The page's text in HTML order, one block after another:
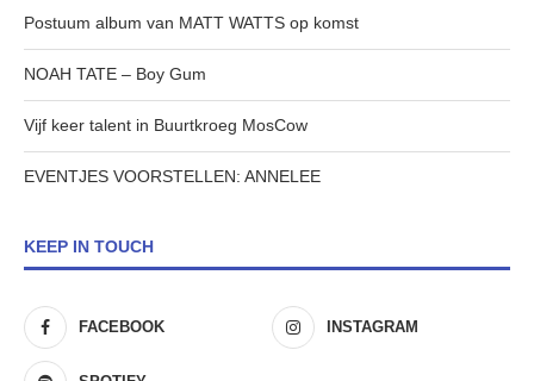
Postuum album van MATT WATTS op komst
NOAH TATE – Boy Gum
Vijf keer talent in Buurtkroeg MosCow
EVENTJES VOORSTELLEN: ANNELEE
KEEP IN TOUCH
FACEBOOK INSTAGRAM